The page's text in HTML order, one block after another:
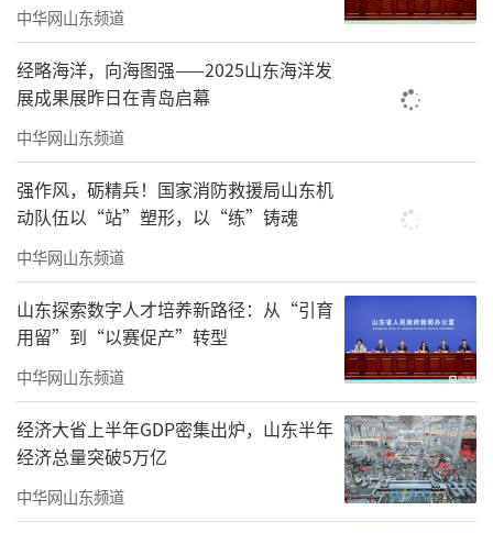
共振。
开幕式现场举行赠书仪式，上海大学徐光
寿教授、潍坊诸城市王尽美研究会秘书长李海
涛向学校赠送党史研究珍贵书籍，徐爱民校长
代表学校接受赠书，为学校红色思政教学研究
注入丰富素材。
中华网山东频道
经略海洋，向海图强——2025山东海洋发
展成果展昨日在青岛启幕
中华网山东频道
强作风，砺精兵！国家消防救援局山东机
动队伍以“站”塑形，以“练”铸魂
中华网山东频道
山东探索数字人才培养新路径：从“引育
用留”到“以赛促产”转型
中华网山东频道
经济大省上半年GDP密集出炉，山东半年
经济总量突破5万亿
中华网山东频道